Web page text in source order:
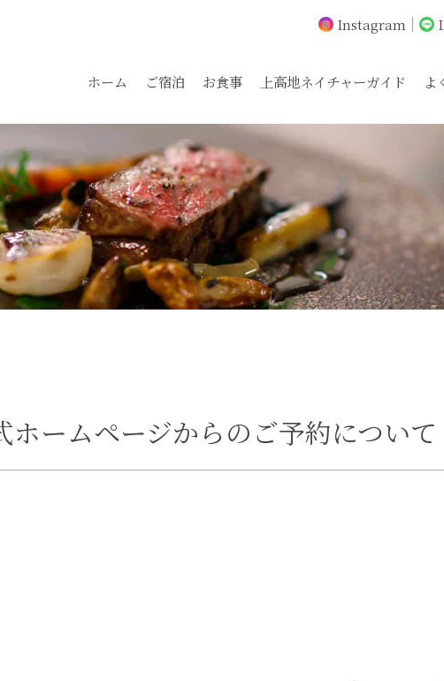
Instagram
ホーム ご宿泊 お食事 上高地ネイチャーガイド よ
ホームページからのご予約について